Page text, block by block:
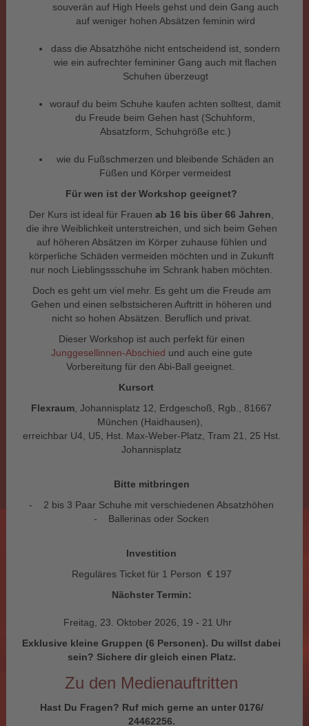
souverän auf High Heels gehst und dein Gang auch
auf weniger hohen Absätzen feminin wird
dass die Absatzhöhe nicht entscheidend ist, sondern
wie ein aufrechter femininer Gang auch mit flachen
Schuhen überzeugt
worauf du beim Schuhe kaufen achten solltest, damit
du Freude beim Gehen hast (Schuhform,
Absatzform, Schuhgröße etc.)
wie du Fußschmerzen und bleibende Schäden an
Füßen und Körper vermeidest
Für wen ist der Workshop geeignet?
Der Kurs ist ideal für Frauenab 16 bis über 66 Jahren
die ihre Weiblichkeit unterstreichen, und sich beim Gehen
auf höheren Absätzen im Körper zuhause fühlen und
körperliche Schäden vermeiden möchten und in Zukunft
nur noch Lieblingssschuhe im Schrank haben möchten.
Doch es geht um viel mehr. Es geht um die Freude am
Gehen und einen selbstsicheren Auftritt in höheren und
nicht so hohen Absätzen. Beruflich und privat.
Dieser Workshop ist auch perfekt für einen
Junggesellinnen-Abschied und auch eine gute
Vorbereitung für den Abi-Ball geeignet.
Kursort
Flexraum , Johannisplatz 12, Erdgeschoß, Rgb., 81667
München (Haidhausen),
erreichbar U4, U5, Hst. Max-Weber-Platz, Tram 21, 25 Hst.
Johannisplatz
Bitte mitbringen
- 2 bis 3 Paar Schuhe mit verschiedenen Absatzhöhen
- Ballerinas oder Socken
Investition
Reguläres Ticket für 1 Person € 197
Nächster Termin:
Freitag, 23. Oktober 2026, 19 - 21 Uhr
Exklusive kleine Gruppen (6 Personen). Du willst dabei
sein? Sichere dir gleich einen Platz.
Zu den Medienauftritten
Hast Du Fragen? Ruf mich gerne an unter 0176/
24462256.